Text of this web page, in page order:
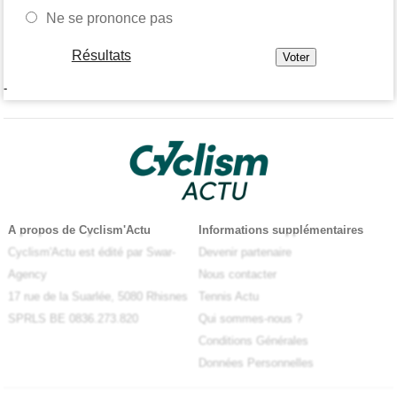
Ne se prononce pas
Résultats
-
A propos de Cyclism'Actu
Cyclism'Actu est édité par Swar-
Agency
17 rue de la Suarlée, 5080 Rhisnes
SPRLS BE 0836.273.820
Informations supplémentaires
Devenir partenaire
Nous contacter
Tennis Actu
Qui sommes-nous ?
Conditions Générales
Données Personnelles